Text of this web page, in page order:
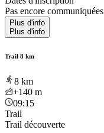
Pas encore communiquées
Plus d'info
Plus d'info
Trail 8 km
8 km
+140 m
09:15
Trail
Trail découverte